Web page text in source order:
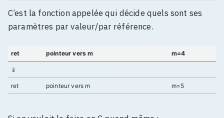
C’est la fonction appelée qui décide quels sont ses
paramètres par valeur/par référence.
ret pointeur vers m m=4
⇓
ret pointeur vers m m=5